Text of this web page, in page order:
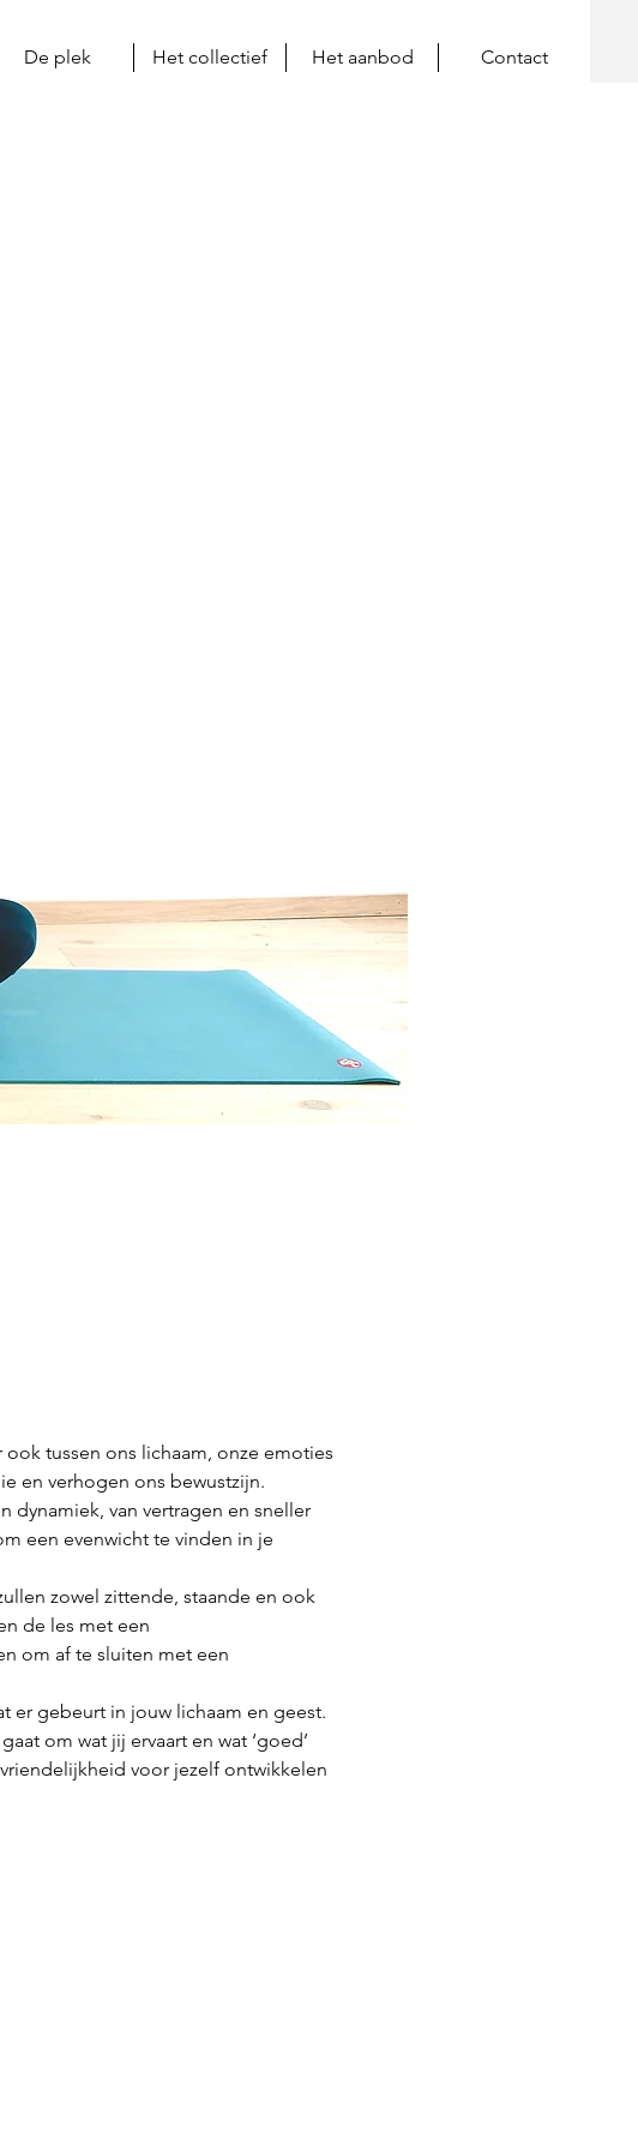
De plek Het collectief Het aanbod Contact
tussen ons lichaam, onze emoties
en verhogen ons bewustzijn.
dynamiek, van vertragen en sneller
een evenwicht te vinden in je
zowel zittende, staande en ook
de les met een
om af te sluiten met een
er gebeurt in jouw lichaam en geest.
om wat jij ervaart en wat ‘goed’
voor jezelf ontwikkelen